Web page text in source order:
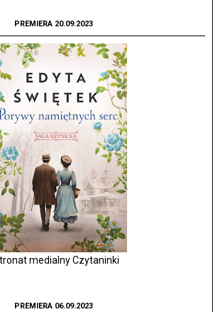
PREMIERA 20.09.2023
medialny Czytaninki
PREMIERA 06.09.2023